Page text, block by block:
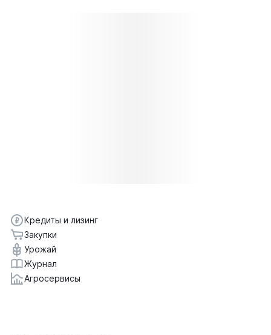
Кредиты и лизинг
Закупки
Урожай
Журнал
Агросервисы